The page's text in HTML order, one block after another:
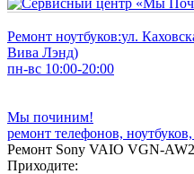
Ремонт ноутбуков:ул.
Вива Лэнд)
пн-вс 10:00-20:00
Мы починим!
ремонт телефонов,
Ремонт Sony VAIO VGN-
Приходите: